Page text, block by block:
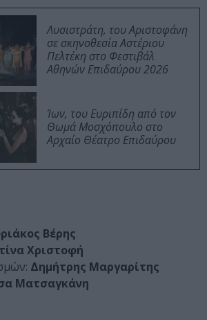
Λυσιστράτη, του Αριστοφάνη
σε σκηνοθεσία Αστέριου
Πελτέκη στο Φεστιβάλ
Αθηνών Επιδαύρου 2026
Ίων, του Ευριπίδη από τον
Θωμά Μοσχόπουλο στο
Αρχαίο Θέατρο Επιδαύρου
Βέρης
Χριστοφή
Δημήτρης Μαργαρίτης
Ματσαγκάνη